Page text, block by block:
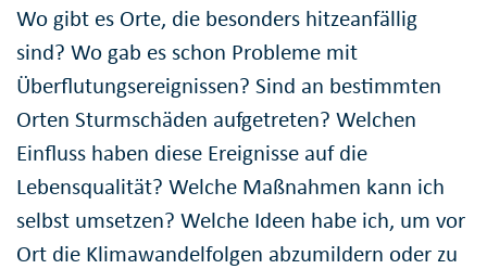
Wo gibt es Orte, die besonders hitzeanfällig
sind? Wo gab es schon Probleme mit
Überflutungsereignissen? Sind an bestimmten
Orten Sturmschäden aufgetreten? Welchen
Einfluss haben diese Ereignisse auf die
Lebensqualität? Welche Maßnahmen kann ich
selbst umsetzen? Welche Ideen habe ich, um vor
Ort die Klimawandelfolgen abzumildern oder zu